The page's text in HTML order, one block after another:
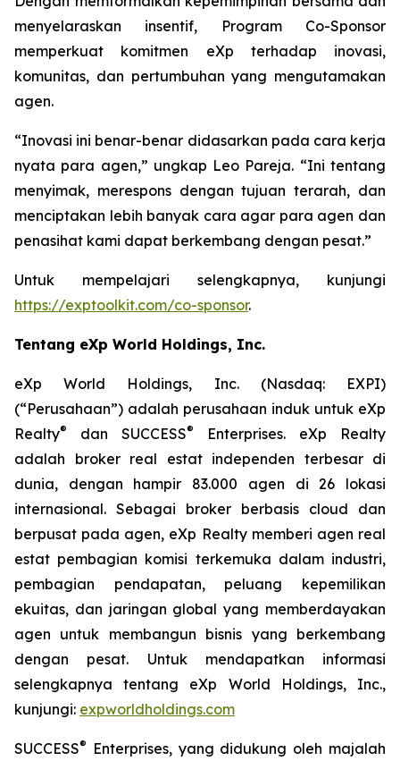
menyelaraskan insentif, Program Co-Sponsor
memperkuat komitmen eXp terhadap inovasi,
komunitas, dan pertumbuhan yang mengutamakan
agen.
“Inovasi ini benar-benar didasarkan pada cara kerja
nyata para agen,” ungkap Leo Pareja. “Ini tentang
menyimak, merespons dengan tujuan terarah, dan
menciptakan lebih banyak cara agar para agen dan
penasihat kami dapat berkembang dengan pesat.”
Untuk mempelajari selengkapnya, kunjungi
https://exptoolkit.com/co-sponsor.
Tentang eXp World Holdings, Inc.
eXp World Holdings, Inc. (Nasdaq: EXPI)
(“Perusahaan”) adalah perusahaan induk untuk eXp
Realty® dan SUCCESS®
Enterprises. eXp Realty
adalah broker real estat independen terbesar di
dunia, dengan hampir 83.000 agen di 26 lokasi
internasional. Sebagai broker berbasis cloud dan
berpusat pada agen, eXp Realty memberi agen real
estat pembagian komisi terkemuka dalam industri,
pembagian pendapatan, peluang kepemilikan
ekuitas, dan jaringan global yang memberdayakan
agen untuk membangun bisnis yang berkembang
dengan pesat. Untuk mendapatkan informasi
selengkapnya tentang eXp World Holdings, Inc.,
kunjungi: expworldholdings.com
SUCCESS®
Enterprises, yang didukung oleh majalah